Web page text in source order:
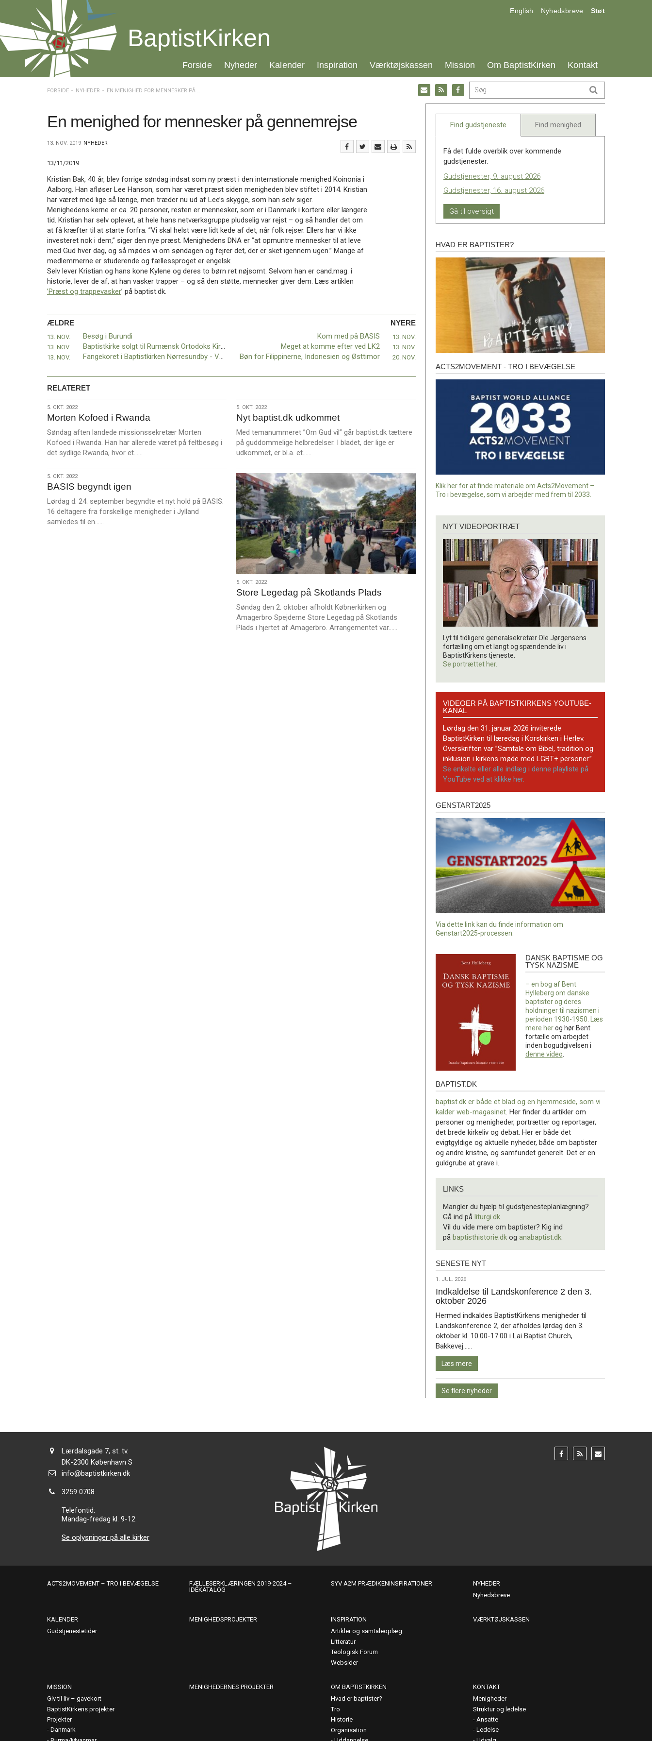
over
og
gå
Vend
tilbage
Værktøjskassen
BaptistKirken
Inspiration
Værktøjskassen
BaptistKirken
17.0:
English 18.0:
Nyhedsbreve 19.0:
Støt
BaptistKirken
20.0:
Forside 21.0:
Nyheder 22.0:
Kalender 23.0:
Inspiration 24.0:
Værktøjskassen 25.0:
Mission 26.0:
Om BaptistKirken 27.0:
Kontakt
FORSIDE NYHEDER EN MENIGHED FOR MENNESKER PÅ GENNEMREJSE
Gå
til:
Facebook
Gå
til:
RSS
feed
Gå
til:
Email
En menighed for mennesker på gennemrejse
13. NOV. 2019 NYHEDER
13/11/2019
Kristian Bak, 40 år, blev forrige søndag indsat som ny præst i den internationale menighed Koinonia i
Aalborg. Han afløser Lee Hanson, som har været præst siden menigheden blev stiftet i 2014. Kristian
har været med lige så længe, men træder nu ud af Lee’s skygge, som han selv siger.
Menighedens kerne er ca. 20 personer, resten er mennesker, som er i Danmark i kortere eller længere
tid. Kristian har selv oplevet, at hele hans netværksgruppe pludselig var rejst – og så handler det om
at få kræfter til at starte forfra. ”Vi skal helst være lidt kede af det, når folk rejser. Ellers har vi ikke
investeret nok i dem,” siger den nye præst. Menighedens DNA er ”at opmuntre mennesker til at leve
med Gud hver dag, og så mødes vi om søndagen og fejrer det, der er sket igennem ugen.” Mange af
medlemmerne er studerende og fællessproget er engelsk.
Selv lever Kristian og hans kone Kylene og deres to børn ret nøjsomt. Selvom han er cand.mag. i
historie, lever de af, at han vasker trapper – og så den støtte, mennesker giver dem. Læs artiklen
’Præst og trappevasker’ på baptist.dk.
ÆLDRE
13. NOV. Besøg i Burundi
13. NOV. Baptistkirke solgt til Rumænsk Ortodoks Kirke
13. NOV. Fangekoret i Baptistkirken Nørresundby - Vodskov
NYERE
Kom med på BASIS 13. NOV.
Meget at komme efter ved LK2 13. NOV.
Bøn for Filippinerne, Indonesien og Østtimor 20. NOV.
RELATERET
5.
okt.
2022
5. OKT. 2022
Morten Kofoed i Rwanda
Søndag aften landede missionssekretær Morten
Kofoed i Rwanda. Han har allerede været på feltbesøg i
det sydlige Rwanda, hvor et……
r
e
5.
okt.
2022
5. OKT. 2022
Nyt baptist.dk udkommet
Med temanummeret ”Om Gud vil” går baptist.dk tættere
på guddommelige helbredelser. I bladet, der lige er
udkommet, er bl.a. et……
s
m
e
r
e
5.
okt.
2022
5. OKT. 2022
BASIS begyndt igen
Lørdag d. 24. september begyndte et nyt hold på BASIS.
16 deltagere fra forskellige menigheder i Jylland
samledes til en……
5.
okt.
2022
5. OKT. 2022
Store Legedag på Skotlands Plads
Søndag den 2. oktober afholdt Købnerkirken og
Amagerbro Spejderne Store Legedag på Skotlands
Plads i hjertet af Amagerbro. Arrangementet var……
Find gudstjeneste Find menighed
Få det fulde overblik over kommende
gudstjenester.
Gudstjenester, 9. august 2026
Gudstjenester, 16. august 2026
Gå til oversigt
Hvad
er
baptister?
HVAD ER BAPTISTER?
Acts2Movement
ACTS2MOVEMENT - TRO I BEVÆGELSE
Klik her for at finde materiale om Acts2Movement –
Tro i bevægelse, som vi arbejder med frem til 2033.
videoportræt
NYT VIDEOPORTRÆT
Lyt til tidligere generalsekretær Ole Jørgensens
fortælling om et langt og spændende liv i
BaptistKirkens tjeneste.
Se portrættet her.
BaptistKirkens
YouTube-
kanal
VIDEOER PÅ BAPTISTKIRKENS YOUTUBE-
KANAL
Lørdag den 31. januar 2026 inviterede
BaptistKirken til læredag i Korskirken i Herlev.
Overskriften var ”Samtale om Bibel, tradition og
inklusion i kirkens møde med LGBT+ personer.”
Se enkelte eller alle indlæg i denne playliste på
YouTube ved at klikke her.
Genstart2025
GENSTART2025
Via dette link kan du finde information om
Genstart2025-processen.
tysk
DANSK BAPTISME OG
TYSK NAZISME
– en bog af Bent
Hylleberg om danske
baptister og deres
holdninger til nazismen i
perioden 1930-1950. Læs
mere herog hør Bent
fortælle om arbejdet
inden bogudgivelsen i
denne video.
baptist.dk
BAPTIST.DK
baptist.dk er både et blad og en hjemmeside, som vi
kalder web-magasinet . Her finder du artikler om
personer og menigheder, portrætter og reportager,
det brede kirkeliv og debat. Her er både det
evigtgyldige og aktuelle nyheder, både om baptister
og andre kristne, og samfundet generelt. Det er en
guldgrube at grave i.
LINKS
Mangler du hjælp til gudstjenesteplanlægning?
Gå ind på liturgi.dk
Vil du vide mere om baptister? Kig ind
på baptisthistorie.dk og anabaptist.dk
Seneste
SENESTE NYT
1.
jul.
2026
1. JUL. 2026
Indkaldelse til Landskonference 2 den 3.
oktober 2026
Hermed indkaldes BaptistKirkens menigheder til
Landskonference 2, der afholdes lørdag den 3.
oktober kl. 10.00-17.00 i Lai Baptist Church,
Bakkevej……
mere
Læs mere
Se flere nyheder
Adresse:
Lærdalsgade 7, st. tv.
Adresse:
DK-2300 København S
Send
info@baptistkirken.dk
Tlf.:
3259 0708
Telefontid:
Mandag-fredag kl. 9-12
Se oplysninger på alle kirker
Gå
til:
Gå
til:
Gå
til:
ACTS2MOVEMENT – TRO I BEVÆGELSE
FÆLLESERKLÆRINGEN 2019-2024 –
IDÉKATALOG
SYV A2M PRÆDIKENINSPIRATIONER
NYHEDER
Nyhedsbreve
KALENDER
Gudstjenestetider
MENIGHEDSPROJEKTER
INSPIRATION
Artikler og samtaleoplæg
Litteratur
Teologisk Forum
Websider
VÆRKTØJSKASSEN
MISSION
Giv til liv – gavekort
BaptistKirkens projekter
Projekter
Danmark
MENIGHEDERNES PROJEKTER
OM BAPTISTKIRKEN
Hvad er baptister?
Tro
Historie
Organisation
KONTAKT
Menigheder
Struktur og ledelse
Ansatte
Ledelse